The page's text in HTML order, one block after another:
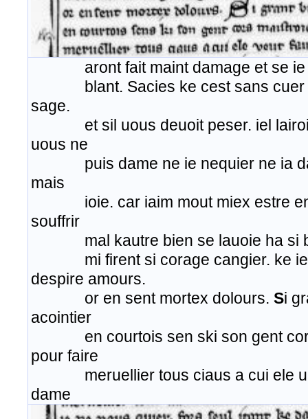
aront fait maint damage et se ie
blant. Sacies ke cest sans cuer
sage.
et sil uous deuoit peser. iel
uous ne
puis dame ne ie nequier ne ia
mais
ioie. car iaim mout miex estre en
souffrir
mal kautre bien se lauoie ha si
mi firent si corage cangier. ke ie
despire amours.
or en sent mortex dolours. Si
acointier
en courtois sen ski son gent cors
pour faire
meruellier tous ciaus a cui ele
dame